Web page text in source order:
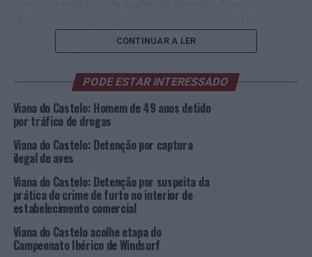
intermodalidade, o aumento da segurança da circulação
pedonal e viária.
De acordo com a proposta, “nos dias de hoje verifica-se a
importância cada vez maior dos modos suaves de
deslocação, em particular do modo pedonal, devido aos
para o ambiente promovendo a descarbonização das
cidades”.
“O Município de Viana do Castelo comunga destes
objetivos e pretende continuar a fomentar a
caminhabilidade do concelho, pelo que se propõe a
adesão à Rede de Cidades e Vilas que Caminham”, foi
CONTINUAR A LER
PODE ESTAR INTERESSADO
Viana do Castelo: Homem de 49 anos detido
por tráfico de drogas
Viana do Castelo: Detenção por captura
ilegal de aves
Viana do Castelo: Detenção por suspeita da
prática do crime de furto no interior de
estabelecimento comercial
Viana do Castelo acolhe etapa do
Campeonato Ibérico de Windsurf